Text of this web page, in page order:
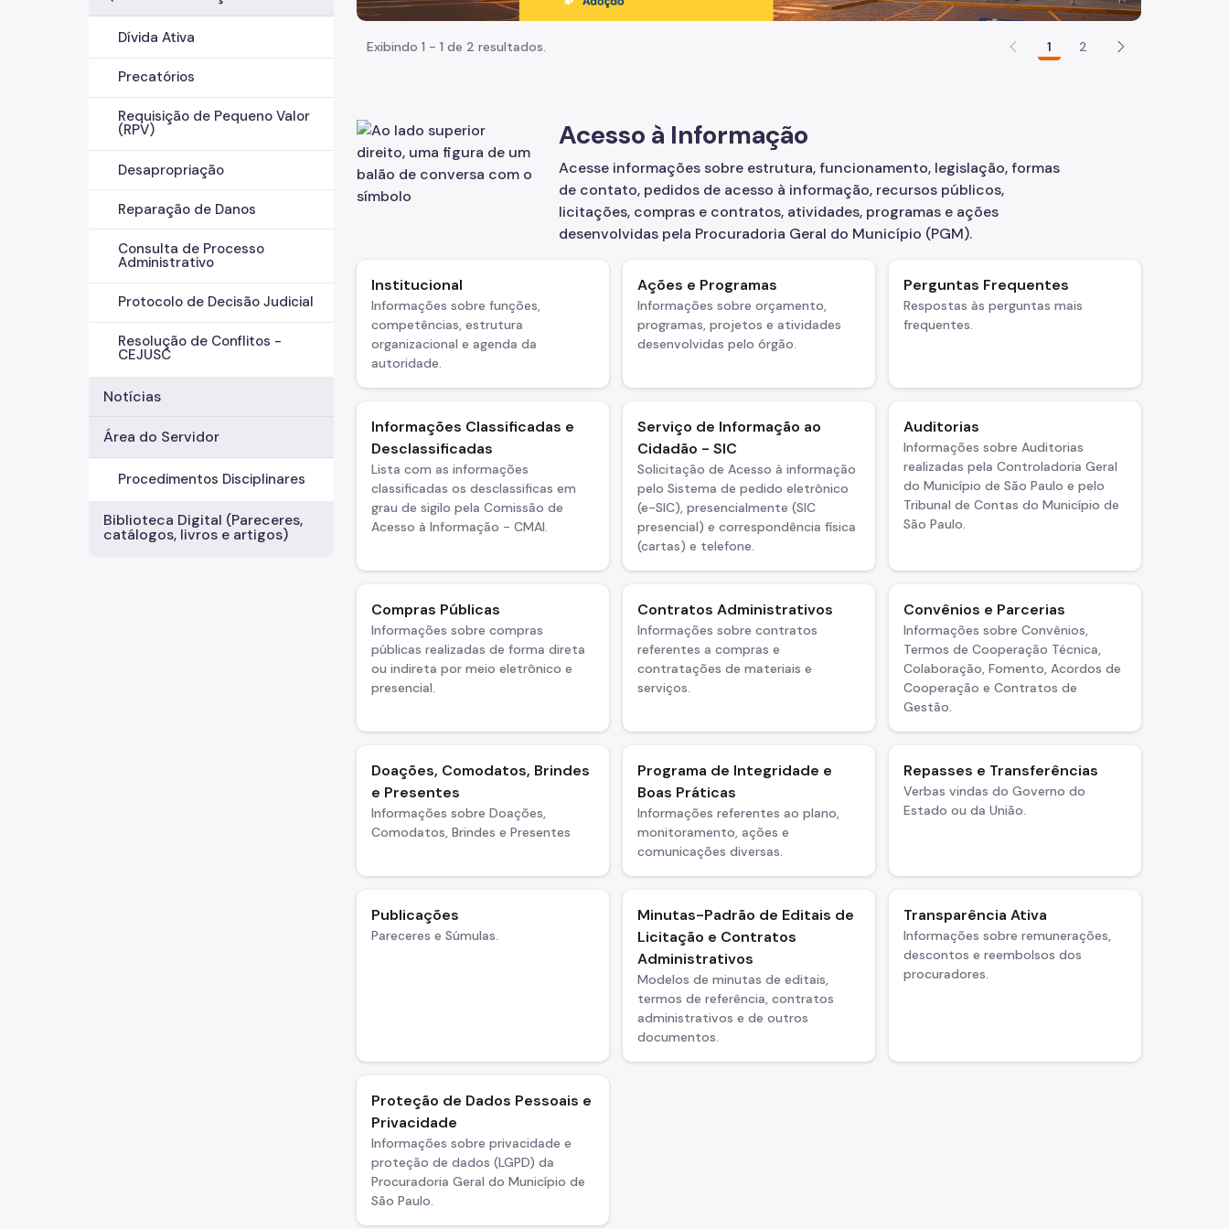
Dívida Ativa
Precatórios
Requisição de Pequeno Valor
(RPV)
Desapropriação
Reparação de Danos
Consulta de Processo
Administrativo
Protocolo de Decisão Judicial
Resolução de Conflitos -
CEJUSC
Notícias
Área do Servidor
Procedimentos Disciplinares
Biblioteca Digital (Pareceres,
catálogos, livros e artigos)
Exibindo 1 - 1 de 2 resultados. 1 2
Acesso à Informação
Acesse informações sobre estrutura, funcionamento, legislação, formas
de contato, pedidos de acesso à informação, recursos públicos,
licitações, compras e contratos, atividades, programas e ações
desenvolvidas pela Procuradoria Geral do Município (PGM).
Institucional
Informações sobre funções,
competências, estrutura
organizacional e agenda da
autoridade.
Ações e Programas
Informações sobre orçamento,
programas, projetos e atividades
desenvolvidas pelo órgão.
Perguntas Frequentes
Respostas às perguntas mais
frequentes.
Informações Classificadas e
Desclassificadas
Lista com as informações
classificadas os desclassificas em
grau de sigilo pela Comissão de
Acesso à Informação - CMAI.
Serviço de Informação ao
Cidadão - SIC
Solicitação de Acesso à informação
pelo Sistema de pedido eletrônico
(e-SIC), presencialmente (SIC
presencial) e correspondência física
(cartas) e telefone.
Auditorias
Informações sobre Auditorias
realizadas pela Controladoria Geral
do Município de São Paulo e pelo
Tribunal de Contas do Município de
São Paulo.
Compras Públicas
Informações sobre compras
públicas realizadas de forma direta
ou indireta por meio eletrônico e
presencial.
Contratos Administrativos
Informações sobre contratos
referentes a compras e
contratações de materiais e
serviços.
Convênios e Parcerias
Informações sobre Convênios,
Termos de Cooperação Técnica,
Colaboração, Fomento, Acordos de
Cooperação e Contratos de
Gestão.
Doações, Comodatos, Brindes
e Presentes
Informações sobre Doações,
Comodatos, Brindes e Presentes
Programa de Integridade e
Boas Práticas
Informações referentes ao plano,
monitoramento, ações e
comunicações diversas.
Repasses e Transferências
Verbas vindas do Governo do
Estado ou da União.
Publicações
Pareceres e Súmulas.
Minutas-Padrão de Editais de
Licitação e Contratos
Administrativos
Modelos de minutas de editais,
termos de referência, contratos
administrativos e de outros
documentos.
Transparência Ativa
Informações sobre remunerações,
descontos e reembolsos dos
procuradores.
Proteção de Dados Pessoais e
Privacidade
Informações sobre privacidade e
proteção de dados (LGPD) da
Procuradoria Geral do Município de
São Paulo.